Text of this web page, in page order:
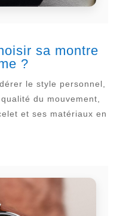
sa montre
?
le style personnel,
du mouvement,
et ses matériaux en